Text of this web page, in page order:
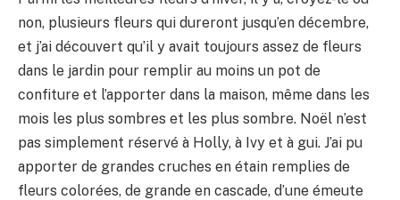
non, plusieurs fleurs qui dureront jusqu’en décembre,
et j’ai découvert qu’il y avait toujours assez de fleurs
dans le jardin pour remplir au moins un pot de
confiture et l’apporter dans la maison, même dans les
mois les plus sombres et les plus sombre. Noël n’est
pas simplement réservé à Holly, à Ivy et à gui. J’ai pu
apporter de grandes cruches en étain remplies de
fleurs colorées, de grande en cascade, d’une émeute